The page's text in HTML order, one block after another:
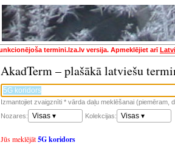
termini.lza.lv versija. Apmeklējiet arī
AkadTerm – plašākā latviešu
Izmantojiet zvaigznīti * vārda daļu meklēšanai (piemēram,
Nozares:
Visas ▾ Kolekcijas: Visas ▾
Jūs meklējāt5G koridors